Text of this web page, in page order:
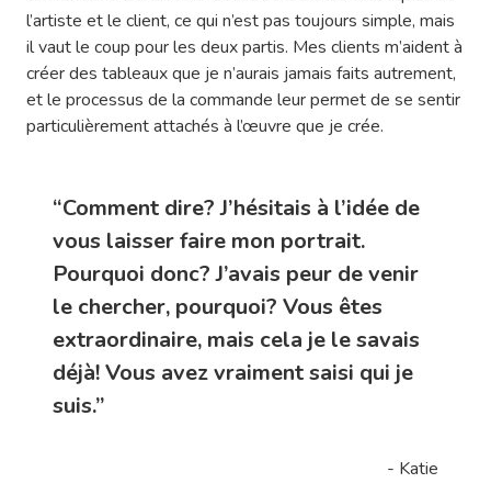
l’artiste et le client, ce qui n’est pas toujours simple, mais
il vaut le coup pour les deux partis. Mes clients m’aident à
créer des tableaux que je n’aurais jamais faits autrement,
et le processus de la commande leur permet de se sentir
particulièrement attachés à l’œuvre que je crée.
“Comment dire? J’hésitais à l’idée de
vous laisser faire mon portrait.
Pourquoi donc? J’avais peur de venir
le chercher, pourquoi? Vous êtes
extraordinaire, mais cela je le savais
déjà! Vous avez vraiment saisi qui je
suis.”
- Katie